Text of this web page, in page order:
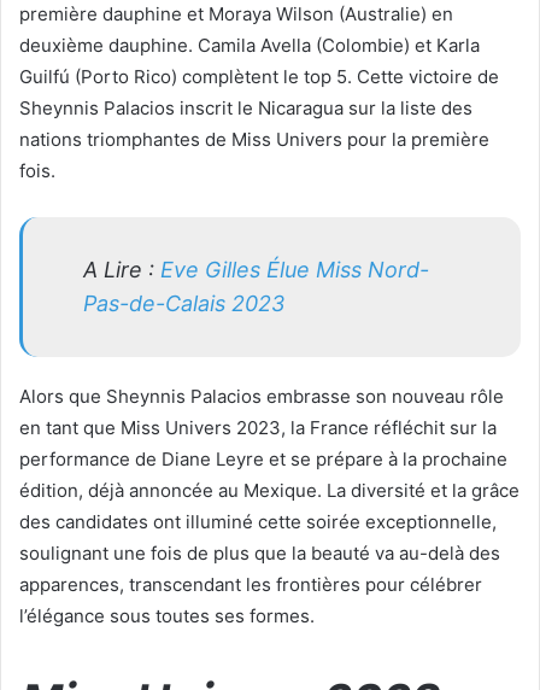
première dauphine et Moraya Wilson (Australie) en
deuxième dauphine. Camila Avella (Colombie) et Karla
Guilfú (Porto Rico) complètent le top 5. Cette victoire de
Sheynnis Palacios inscrit le Nicaragua sur la liste des
nations triomphantes de Miss Univers pour la première
fois.
A Lire : Eve Gilles Élue Miss Nord-
Pas-de-Calais 2023
Alors que Sheynnis Palacios embrasse son nouveau rôle
en tant que Miss Univers 2023, la France réfléchit sur la
performance de Diane Leyre et se prépare à la prochaine
édition, déjà annoncée au Mexique. La diversité et la grâce
des candidates ont illuminé cette soirée exceptionnelle,
soulignant une fois de plus que la beauté va au-delà des
apparences, transcendant les frontières pour célébrer
l’élégance sous toutes ses formes.